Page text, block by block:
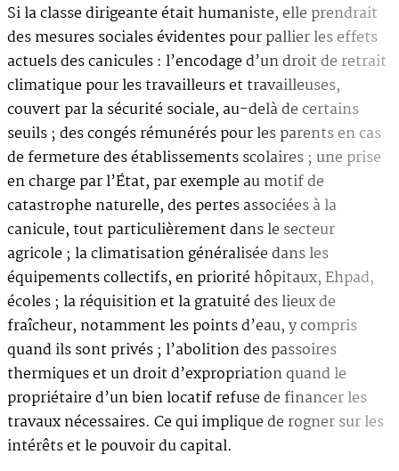
Si la classe dirigeante était humaniste, elle prendrait
des mesures sociales évidentes pour pallier les effets
actuels des canicules : l’encodage d’un droit de retrait
climatique pour les travailleurs et travailleuses,
couvert par la sécurité sociale, au-delà de certains
seuils ; des congés rémunérés pour les parents en cas
de fermeture des établissements scolaires ; une prise
en charge par l’État, par exemple au motif de
catastrophe naturelle, des pertes associées à la
canicule, tout particulièrement dans le secteur
agricole ; la climatisation généralisée dans les
équipements collectifs, en priorité hôpitaux, Ehpad,
écoles ; la réquisition et la gratuité des lieux de
fraîcheur, notamment les points d’eau, y compris
quand ils sont privés ; l’abolition des passoires
thermiques et un droit d’expropriation quand le
propriétaire d’un bien locatif refuse de financer les
travaux nécessaires. Ce qui implique de rogner sur les
intérêts et le pouvoir du capital.